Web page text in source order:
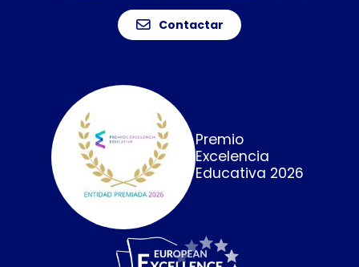
Contactar
Premio
Excelencia
Educativa 2026